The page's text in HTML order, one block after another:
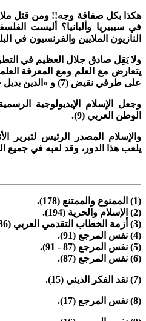
بكل صفاقة وجه!! ومن قتل
سيبيريا وألبانيا؟ أليست
الملايين والفرنسيون في
يَقِل صادق جلال العظيم في
مع العلم ومع المعرفة
طرفي نقيض (7)
و «الدين بديل
الإسلام الإيديولوجية
العربي (9).
المصدر الرئيس لتبرير
هذا الدور، وقد لعبه في جميع